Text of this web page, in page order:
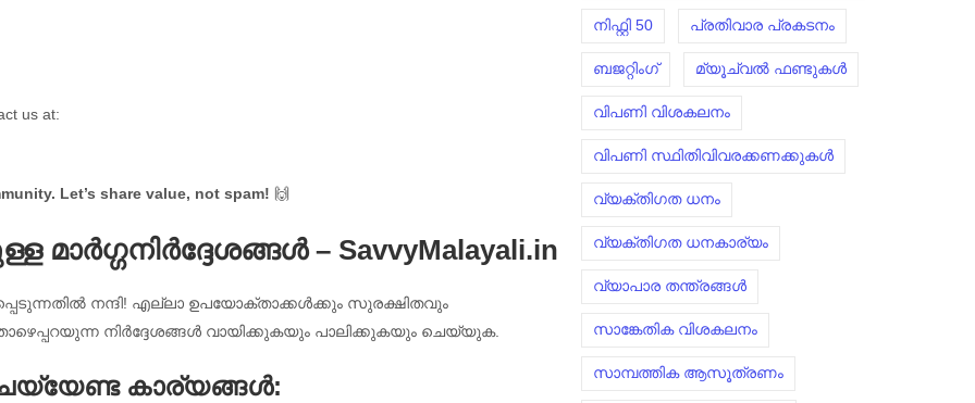
us at:
Let’s share value, not spam! 🙌
മാർഗ്ഗനിർദ്ദേശങ്ങൾ – SavvyMalayali.in
നന്ദി! എല്ലാ ഉപയോക്താക്കൾക്കും സുരക്ഷിതവും
നിർദ്ദേശങ്ങൾ വായിക്കുകയും പാലിക്കുകയും ചെയ്യുക.
കാര്യങ്ങൾ:
നിഫ്റ്റി 50 പ്രതിവാര പ്രകടനം
ബജറ്റിംഗ് മ്യൂച്വൽ ഫണ്ടുകൾ
വിപണി വിശകലനം
വിപണി സ്ഥിതിവിവരക്കണക്കുകൾ
വ്യക്തിഗത ധനം
വ്യക്തിഗത ധനകാര്യം
വ്യാപാര തന്ത്രങ്ങൾ
സാങ്കേതിക വിശകലനം
സാമ്പത്തിക ആസൂത്രണം